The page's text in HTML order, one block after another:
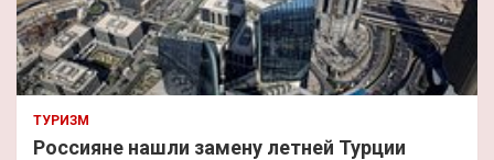
ТУРИЗМ
Россияне нашли замену летней Турции